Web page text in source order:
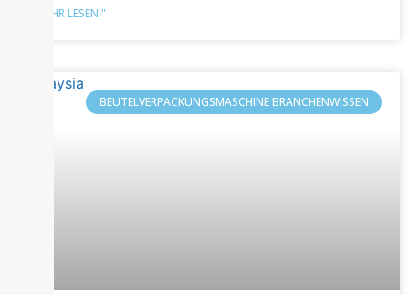
MEHR LESEN "
BEUTELVERPACKUNGSMASCHINE BRANCHENWISSEN